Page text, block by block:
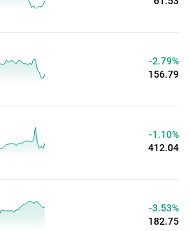
-2.79%
156.79
-1.10%
412.04
-3.53%
182.75